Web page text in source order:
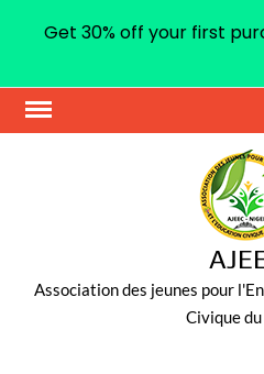
Skip
Association des jeunes pour
Civique
Get 30% off your first